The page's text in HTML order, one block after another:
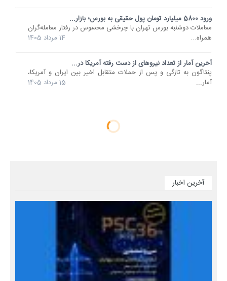
ورود 5800 میلیارد تومان پول حقیقی به بورس؛ بازار...
معاملات دوشنبه بورس تهران با چرخشی محسوس در رفتار معامله‌گران
همراه...
14 مرداد 1405
آخرین آمار از تعداد نیروهای از دست رفته آمریکا در...
پنتاگون به تازگی و پس از حملات متقابل اخیر بین ایران و آمریکا،
آمار...
15 مرداد 1405
آخرین اخبار